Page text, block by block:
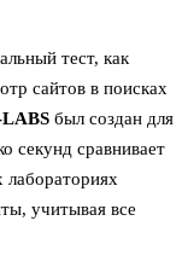
тест, как
сайтов в поисках
был создан для
секунд сравнивает
лабораториях
учитывая все